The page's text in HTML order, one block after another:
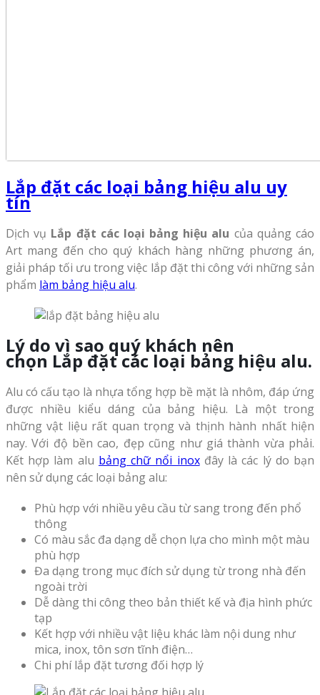
Lắp đặt các loại bảng hiệu alu uy
tín
Dịch vụ Lắp đặt các loại bảng hiệu alu của quảng cáo
Art mang đến cho quý khách hàng những phương án,
giải pháp tối ưu trong việc lắp đặt thi công với những sản
phẩm làm bảng hiệu alu.
Lý do vì sao quý khách nên
chọn Lắp đặt các loại bảng hiệu alu.
Alu có cấu tạo là nhựa tổng hợp bề mặt là nhôm, đáp ứng
được nhiều kiểu dáng của bảng hiệu. Là một trong
những vật liệu rất quan trọng và thịnh hành nhất hiện
nay. Với độ bền cao, đẹp cũng như giá thành vừa phải.
Kết hợp làm alu bảng chữ nổi inoxđây là các lý do bạn
nên sử dụng các loại bảng alu:
Phù hợp với nhiều yêu cầu từ sang trong đến phổ
thông
Có màu sắc đa dạng dễ chọn lựa cho mình một màu
phù hợp
Đa dạng trong mục đích sử dụng từ trong nhà đến
ngoài trời
Dễ dàng thi công theo bản thiết kế và địa hình phức
tạp
Kết hợp với nhiều vật liệu khác làm nội dung như
mica, inox, tôn sơn tĩnh điện…
Chi phí lắp đặt tương đối hợp lý